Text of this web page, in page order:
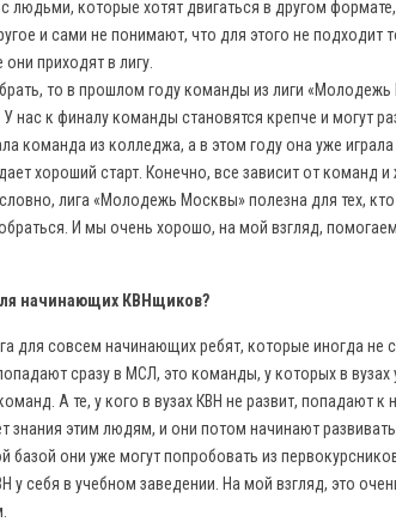
людьми, которые хотят двигаться в другом
и сами не понимают, что для этого не подходит
приходят в лигу.
то в прошлом году команды из лиги
нас к финалу команды становятся крепче и могут
команда из колледжа, а в этом году она уже
хороший старт. Конечно, все зависит от команд
лига «Молодежь Москвы» полезна для тех,
И мы очень хорошо, на мой взгляд,
начинающих КВНщиков?
для совсем начинающих ребят, которые иногда не
сразу в МСЛ, это команды, у которых в вузах
А те, у кого в вузах КВН не развит, попадают к
этим людям, и они потом начинают
базой они уже могут попробовать из
у себя в учебном заведении. На мой взгляд, это